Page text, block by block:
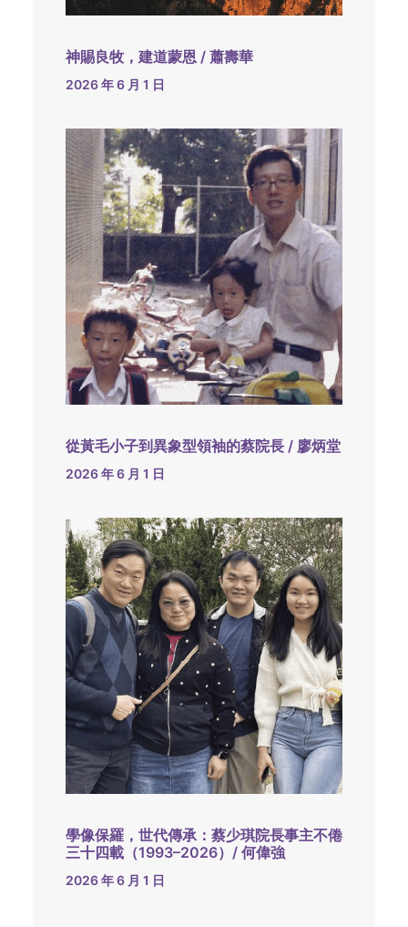
神賜良牧，建道蒙恩 / 蕭壽華
2026 年 6 月 1 日
從黃毛小子到異象型領袖的蔡院長 / 廖炳堂
2026 年 6 月 1 日
學像保羅，世代傳承：蔡少琪院長事主不倦
三十四載（1993–2026）/ 何偉強
2026 年 6 月 1 日